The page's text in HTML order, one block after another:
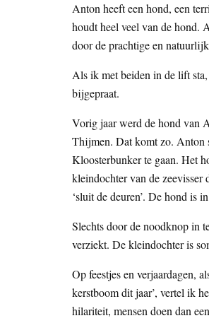
Anton heeft een hond, een
houdt heel veel van de hond.
door de prachtige en
Als ik met beiden in de lift
bijgepraat.
Vorig jaar werd de hond van
Thijmen. Dat komt zo. Anton
Kloosterbunker te gaan. Het
kleindochter van de zeevisser
‘sluit de deuren’. De hond is
Slechts door de noodknop in
verziekt. De kleindochter is
Op feestjes en verjaardagen,
kerstboom dit jaar’, vertel ik
hilariteit, mensen doen dan